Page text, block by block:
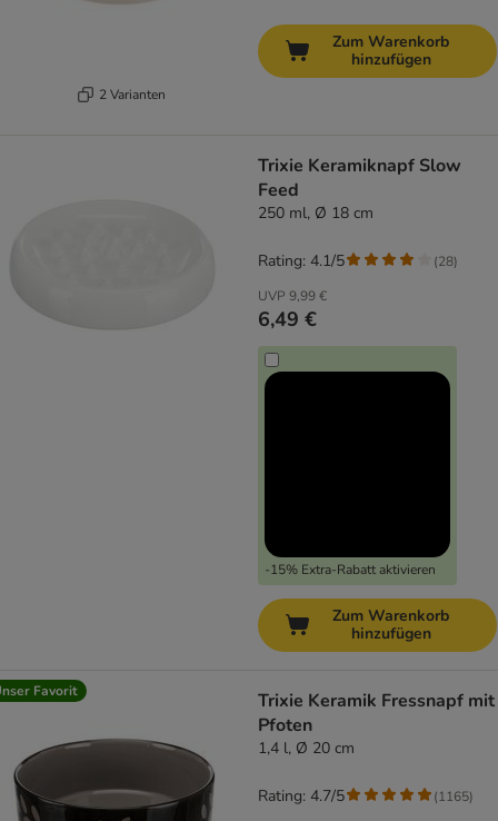
2 Varianten
Zum Warenkorb
hinzufügen
Trixie Keramiknapf Slow
Feed
250 ml, Ø 18 cm
UVP 9,99 €
6,49 €
-15% Extra-Rabatt aktivieren
Rating: 4.1/5 (28)
Zum Warenkorb
hinzufügen
Favorit
Trixie Keramik Fressnapf mit
Pfoten
1,4 l, Ø 20 cm
Rating: 4.7/5 (1165)